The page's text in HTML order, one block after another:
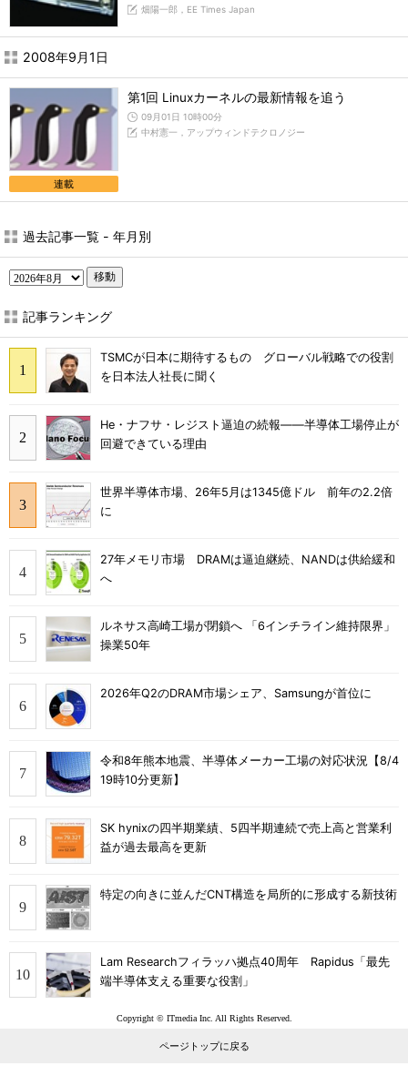
畑陽一郎，EE Times Japan
2008年9月1日
連載
第1回 Linuxカーネルの最新情報を追う
09月01日 10時00分
中村憲一，アップウィンドテクロノジー
過去記事一覧 - 年月別
移動
記事ランキング
TSMCが日本に期待するもの グローバル戦略での役割
を日本法人社長に聞く
He・ナフサ・レジスト逼迫の続報――半導体工場停止が
回避できている理由
世界半導体市場、26年5月は1345億ドル 前年の2.2倍
に
27年メモリ市場 DRAMは逼迫継続、NANDは供給緩和
へ
ルネサス高崎工場が閉鎖へ 「6インチライン維持限界」
操業50年
2026年Q2のDRAM市場シェア、Samsungが首位に
令和8年熊本地震、半導体メーカー工場の対応状況【8/4
19時10分更新】
SK hynixの四半期業績、5四半期連続で売上高と営業利
益が過去最高を更新
特定の向きに並んだCNT構造を局所的に形成する新技術
Lam Researchフィラッハ拠点40周年 Rapidus「最先
端半導体支える重要な役割」
Copyright © ITmedia Inc. All Rights Reserved.
ページトップに戻る